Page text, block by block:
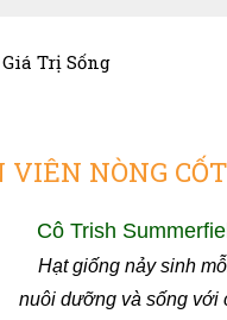
Giá Trị Sống
NÒNG CỐT
Cô Trish
Hạt giống nảy sinh
nuôi dưỡng và sống với